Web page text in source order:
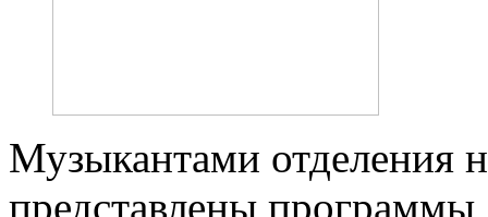
Музыкантами отделения
представлены